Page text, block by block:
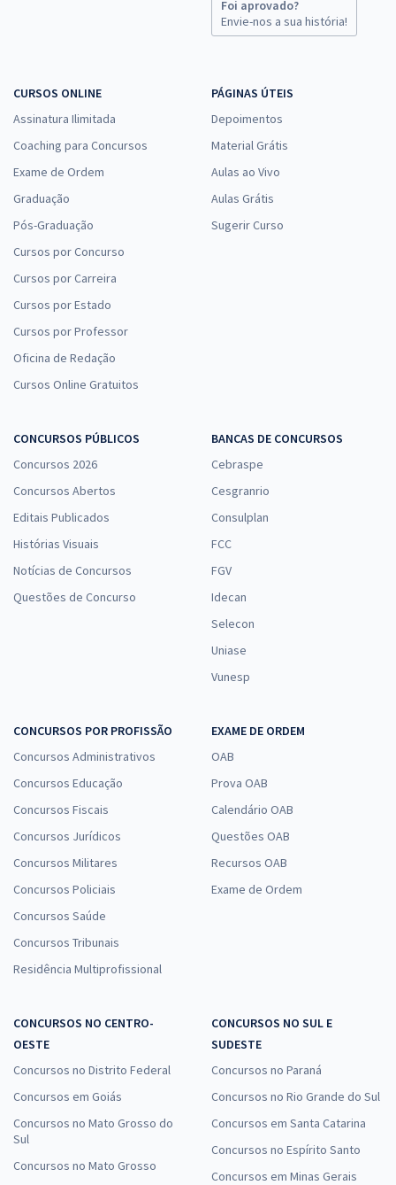
Foi aprovado?
Envie-nos a sua história!
CURSOS ONLINE
Assinatura Ilimitada
Coaching para Concursos
Exame de Ordem
Graduação
Pós-Graduação
Cursos por Concurso
Cursos por Carreira
Cursos por Estado
Cursos por Professor
Oficina de Redação
Cursos Online Gratuitos
PÁGINAS ÚTEIS
Depoimentos
Material Grátis
Aulas ao Vivo
Aulas Grátis
Sugerir Curso
CONCURSOS PÚBLICOS
Concursos 2026
Concursos Abertos
Editais Publicados
Histórias Visuais
Notícias de Concursos
Questões de Concurso
BANCAS DE CONCURSOS
Cebraspe
Cesgranrio
Consulplan
FCC
FGV
Idecan
Selecon
Uniase
Vunesp
CONCURSOS POR PROFISSÃO
Concursos Administrativos
Concursos Educação
Concursos Fiscais
Concursos Jurídicos
Concursos Militares
Concursos Policiais
Concursos Saúde
Concursos Tribunais
Residência Multiprofissional
EXAME DE ORDEM
OAB
Prova OAB
Calendário OAB
Questões OAB
Recursos OAB
Exame de Ordem
CONCURSOS NO CENTRO-
OESTE
Concursos no Distrito Federal
Concursos em Goiás
Concursos no Mato Grosso do
Sul
Concursos no Mato Grosso
CONCURSOS NO SUL E
SUDESTE
Concursos no Paraná
Concursos no Rio Grande do Sul
Concursos em Santa Catarina
Concursos no Espírito Santo
Concursos em Minas Gerais